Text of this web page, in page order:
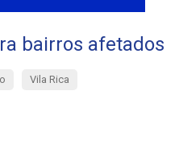
bairros afetados
Vila Rica